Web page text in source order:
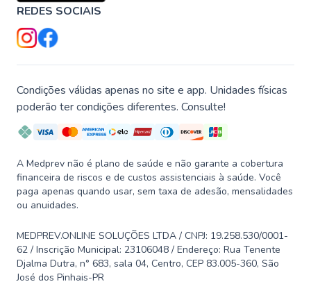
REDES SOCIAIS
Condições válidas apenas no site e app. Unidades físicas
poderão ter condições diferentes. Consulte!
A Medprev não é plano de saúde e não garante a cobertura
financeira de riscos e de custos assistenciais à saúde. Você
paga apenas quando usar, sem taxa de adesão, mensalidades
ou anuidades.
MEDPREV.ONLINE SOLUÇÕES LTDA / CNPJ: 19.258.530/0001-
62 / Inscrição Municipal: 23106048 / Endereço: Rua Tenente
Djalma Dutra, n° 683, sala 04, Centro, CEP 83.005-360, São
José dos Pinhais-PR